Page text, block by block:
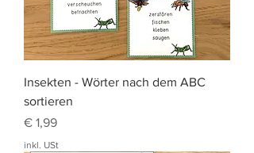
Insekten - Wörter nach dem ABC
sortieren
Preis
€ 1,99
inkl. USt